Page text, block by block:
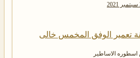
تعمير الوفق المخمس خالى
الاساطير